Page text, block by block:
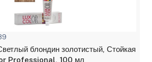
блондин золотистый, Стойкая
Professional, 100 мл